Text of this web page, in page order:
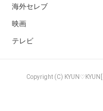
海外セレブ
映画
テレビ
Copyright (C)